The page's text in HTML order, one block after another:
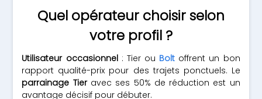
Quel opérateur choisir selon
votre profil ?
Utilisateur occasionnel: Tier ou Bolt offrent un bon
rapport qualité-prix pour des trajets ponctuels. Le
parrainage Tieravec ses 50% de réduction est un
avantage décisif pour débuter.